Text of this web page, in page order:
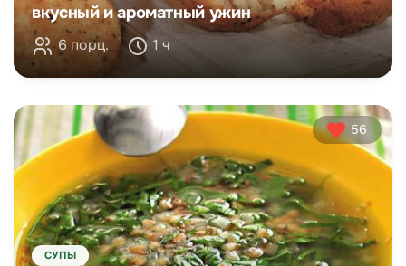
вкусный и ароматный ужин
6 порц. 1 ч
56
СУПЫ